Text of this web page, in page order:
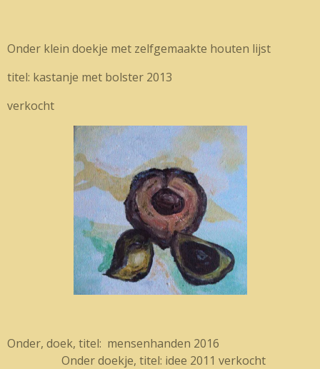
Onder klein doekje met zelfgemaakte houten lijst
titel: kastanje met bolster 2013
verkocht
Onder, doek, titel: mensenhanden 2016
Onder doekje, titel: idee 2011 verkocht